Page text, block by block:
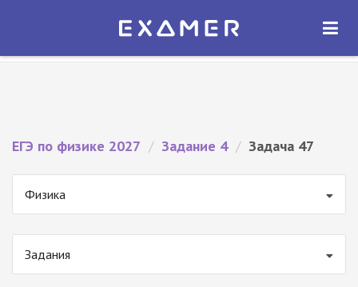
Экзамер — ЕГЭ 2027
ОТКРЫТЬ
ЕГЭ по физике 2027 / Задание 4 / Задача 47
Физика
Задания